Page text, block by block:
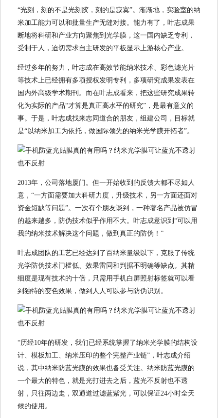
“光刻，刻的不是光刻胶，刻的是寂寞”。渐渐地，实验室的纳
米加工能力可以和批量生产无缝对接。能力有了，叶志成果
断地将科研和产业方向聚焦到光学膜，这一国内缺乏专利，
受制于人，迫切需求自主研发的平板显示上游核心产业。
经过多年的努力，叶志成在高效节能纳米技术、彩色滤光片
等技术上已经拥有多项授权发明专利，多项研究成果发表在
国内外高级学术期刊。而在叶志成看来，把这些研究成果转
化为实际的产品“才算是真正高水平的研究”，是最有意义的
事。于是，叶志成找来志同道合的朋友，组建公司，目标就
是“以纳米加工为依托，做国际领先的纳米光学膜开拓者”。
2013年，公司落地厦门。但一开始收到的反馈大都不尽如人
意，“一方面需要加大科研力度，升级技术，另一方面还面对
资金短缺等问题”。一次有个朋友谈到，一种著名产品被仿冒
的越来越多，防伪技术似乎作用不大。叶志成意识到“可以用
我的纳米技术解决这个问题，做到真正的防伪！”
叶志成团队的工艺已经达到了百纳米量级以下，克服了传统
光学防伪技术门槛低、效果雷同和判据不明确等缺点。其精
细度是现有技术的十倍，只需用手机白屏照射标签就可以看
到独特的变色效果，做到人人可以参与防伪识别。
“历经10年的研发，我们已经系统掌握了纳米光学膜的结构设
计、模板加工、纳米压印的整个完整产业链”，叶志成介绍
说，其中纳米防蓝光膜的效果也备受关注。纳米防蓝光膜的
一个最大的特色，就是光打进去之后，蓝光不反射也不透
射，只往两边走，双通道过滤蓝紫光，可以保证24小时全天
候的使用。